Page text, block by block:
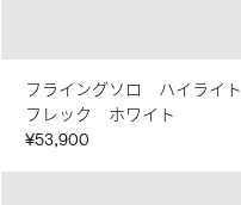
フライングソロ ハイライト
フレック ホワイト
¥53,900